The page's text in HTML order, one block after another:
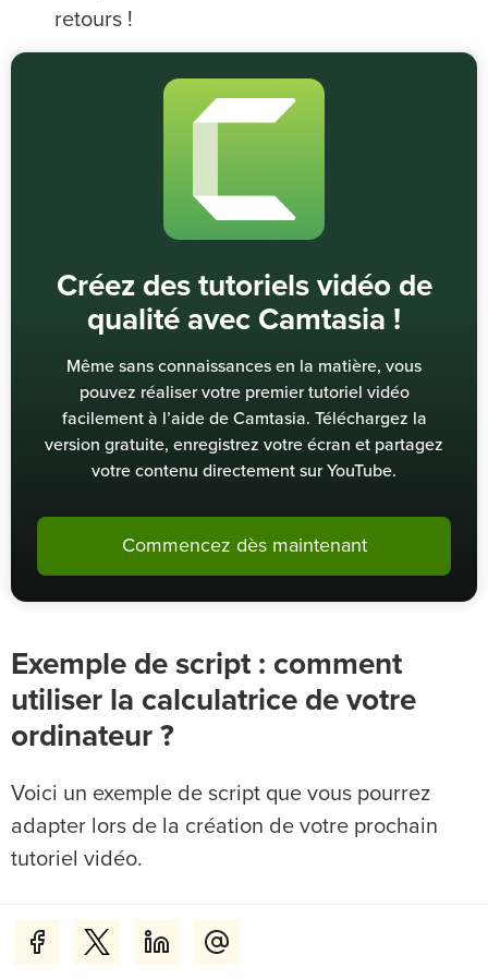
retours !
Créez des tutoriels vidéo de
qualité avec Camtasia !
Même sans connaissances en la matière, vous
pouvez réaliser votre premier tutoriel vidéo
facilement à l’aide de Camtasia. Téléchargez la
version gratuite, enregistrez votre écran et partagez
votre contenu directement sur YouTube.
Commencez dès maintenant
Exemple de script : comment
utiliser la calculatrice de votre
ordinateur ?
Voici un exemple de script que vous pourrez
adapter lors de la création de votre prochain
tutoriel vidéo.
VOIX OFF